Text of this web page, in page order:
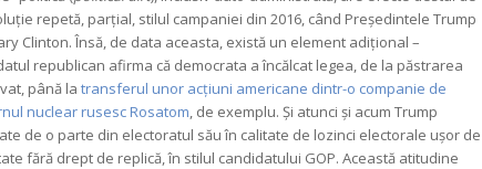
repetă, parțial, stilul campaniei din 2016, când Președintele Trump
Clinton. Însă, de data aceasta, există un element adițional –
republican afirma că democrata a încălcat legea, de la păstrarea
până la transferul unor acțiuni americane dintr-o companie de
nuclear rusesc Rosatom, de exemplu. Și atunci și acum Trump
de o parte din electoratul său în calitate de lozinci electorale ușor de
fără drept de replică, în stilul candidatului GOP. Această atitudine